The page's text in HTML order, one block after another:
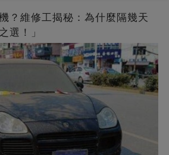
？維修工揭秘：為什麼隔幾天
選！」